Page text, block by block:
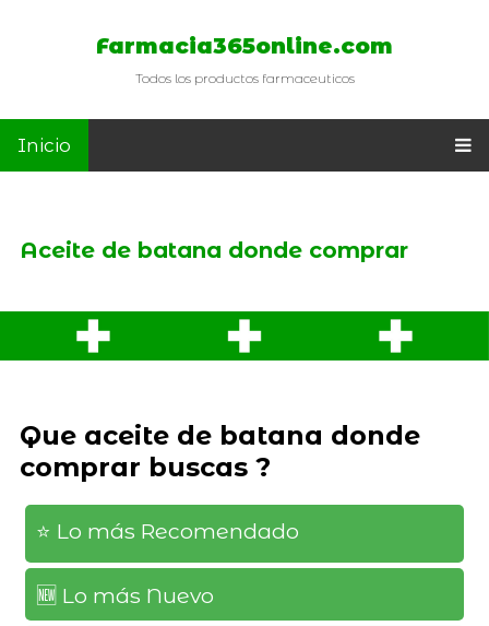
Farmacia365online.com
Todos los productos farmaceuticos
Inicio
Aceite de batana donde comprar
Que aceite de batana donde
comprar buscas ?
⭐️ Lo más Recomendado
🆕️ Lo más Nuevo